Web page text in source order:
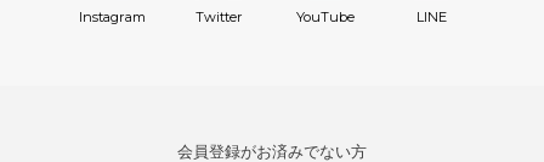
Instagram Twitter YouTube LINE
会員登録がお済みでない方